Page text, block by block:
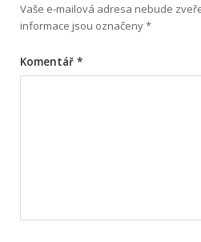
Vaše e-mailová adresa nebude
informace jsou označeny*
Komentář *